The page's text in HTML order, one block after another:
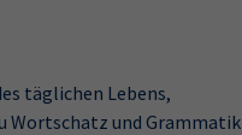
täglichen Lebens,
Wortschatz und Grammatik